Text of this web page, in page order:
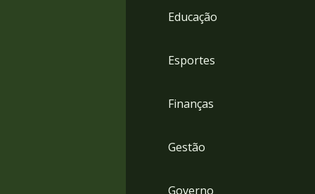
Educação
Esportes
Finanças
Gestão
Governo